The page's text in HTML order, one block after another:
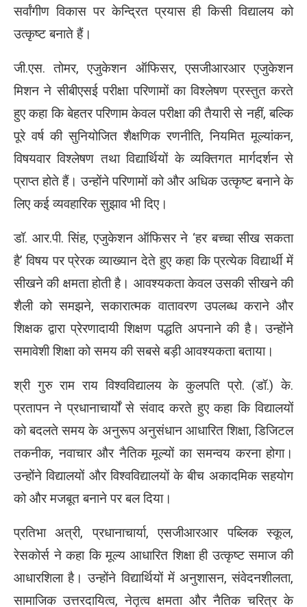
सर्वांगीण विकास पर केन्द्रित प्रयास ही किसी विद्यालय को
उत्कृष्ट बनाते हैं।
जी.एस. तोमर, एजुकेशन ऑफिसर, एसजीआरआर एजुकेशन
मिशन ने सीबीएसई परीक्षा परिणामों का विश्लेषण प्रस्तुत करते
हुए कहा कि बेहतर परिणाम केवल परीक्षा की तैयारी से नहीं, बल्कि
पूरे वर्ष की सुनियोजित शैक्षणिक रणनीति, नियमित मूल्यांकन,
विषयवार विश्लेषण तथा विद्यार्थियों के व्यक्तिगत मार्गदर्शन से
प्राप्त होते हैं। उन्होंने परिणामों को और अधिक उत्कृष्ट बनाने के
लिए कई व्यवहारिक सुझाव भी दिए।
डॉ. आर.पी. सिंह, एजुकेशन ऑफिसर ने ‘हर बच्चा सीख सकता
है’ विषय पर प्रेरक व्याख्यान देते हुए कहा कि प्रत्येक विद्यार्थी में
सीखने की क्षमता होती है। आवश्यकता केवल उसकी सीखने की
शैली को समझने, सकारात्मक वातावरण उपलब्ध कराने और
शिक्षक द्वारा प्रेरणादायी शिक्षण पद्धति अपनाने की है। उन्होंने
समावेशी शिक्षा को समय की सबसे बड़ी आवश्यकता बताया।
श्री गुरु राम राय विश्वविद्यालय के कुलपति प्रो. (डॉ.) के.
प्रतापन ने प्रधानाचार्यों से संवाद करते हुए कहा कि विद्यालयों
को बदलते समय के अनुरूप अनुसंधान आधारित शिक्षा, डिजिटल
तकनीक, नवाचार और नैतिक मूल्यों का समन्वय करना होगा।
उन्होंने विद्यालयों और विश्वविद्यालयों के बीच अकादमिक सहयोग
को और मजबूत बनाने पर बल दिया।
प्रतिभा अत्री, प्रधानाचार्या, एसजीआरआर पब्लिक स्कूल,
रेसकोर्स ने कहा कि मूल्य आधारित शिक्षा ही उत्कृष्ट समाज की
आधारशिला है। उन्होंने विद्यार्थियों में अनुशासन, संवेदनशीलता,
सामाजिक उत्तरदायित्व, नेतृत्व क्षमता और नैतिक चरित्र के